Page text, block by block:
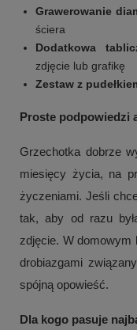
Grawerowanie
ściera
Dodatkowa
zdjęcie lub grafikę
Zestaw z
Proste podpowiedzi
Grzechotka dobrze
miesięcy życia, na
życzeniami. Jeśli
tak, aby od razu
zdjęcie. W domowym
drobiazgami
spójną opowieść.
Dla kogo pasuje